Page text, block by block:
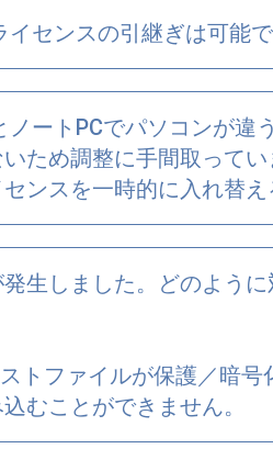
センスの引継ぎは可能
ートPCでパソコンが違
ため調整に手間取ってい
ンスを一時的に入れ替
生しました。どのよう
トファイルが保護／暗
むことができません。